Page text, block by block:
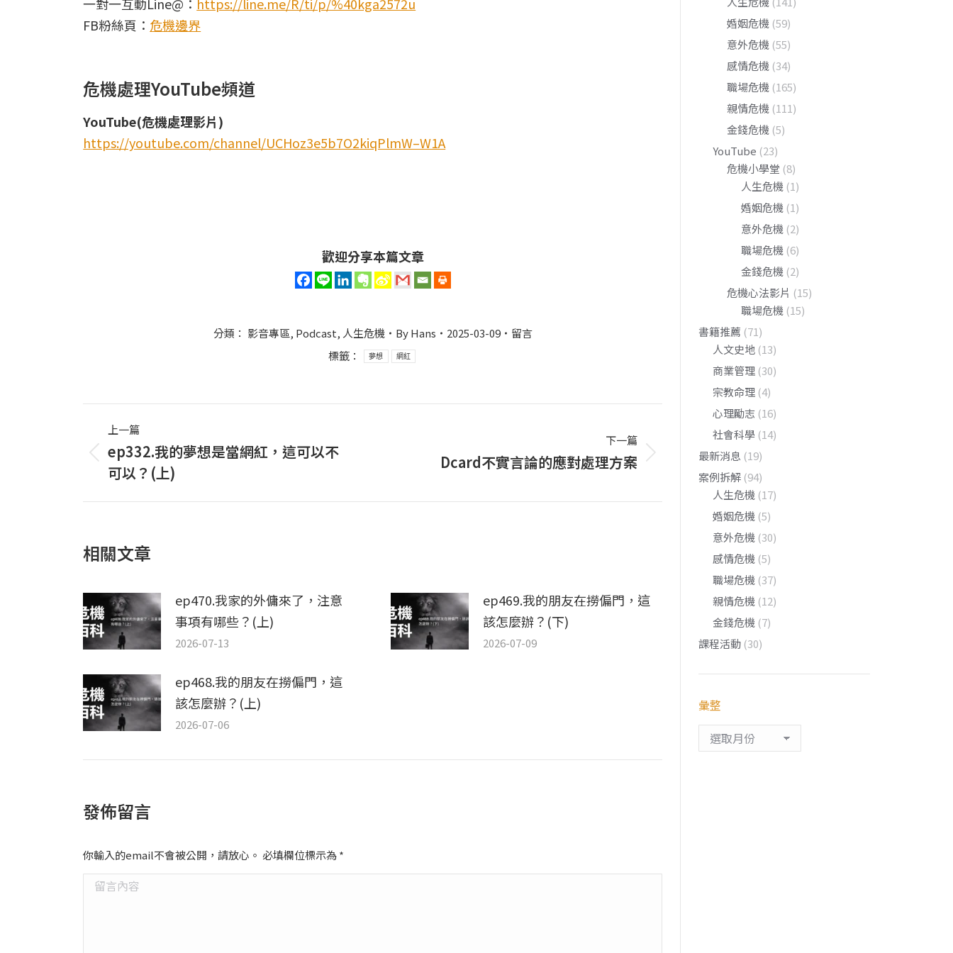
FB粉絲頁： 危機邊界
危機處理YouTube頻道
YouTube(危機處理影片)
https://youtube.com/channel/UCHoz3e5b7O2kiqPlmW–W1A
歡迎分享本篇文章
分類： 影音專區, Podcast, 人生危機 ByHans 2025-03-09
留言
標籤：
夢想 網紅
Post
navigation
上一篇
上
一
篇
章：
ep332.我的夢想是當網紅，這可以不
可以？(上)
下一篇
篇
Dcard不實言論的應對處理方案
相關文章
ep470.我家的外傭來了，注意
事項有哪些？(上)
2026-07-13
ep469.我的朋友在撈偏門，這
該怎麼辦？(下)
2026-07-09
ep468.我的朋友在撈偏門，這
該怎麼辦？(上)
2026-07-06
發佈留言
你輸入的email不會被公開，請放心。 必填欄位標示為*
留言內容
婚姻危機 (59)
意外危機 (55)
感情危機 (34)
職場危機 (165)
親情危機 (111)
金錢危機 (5)
YouTube (23)
危機小學堂 (8)
人生危機 (1)
婚姻危機 (1)
意外危機 (2)
職場危機 (6)
金錢危機 (2)
危機心法影片 (15)
職場危機 (15)
書籍推薦 (71)
人文史地 (13)
商業管理 (30)
宗教命理 (4)
心理勵志 (16)
社會科學 (14)
最新消息 (19)
案例拆解 (94)
人生危機 (17)
婚姻危機 (5)
意外危機 (30)
感情危機 (5)
職場危機 (37)
親情危機 (12)
金錢危機 (7)
課程活動 (30)
彙整
整